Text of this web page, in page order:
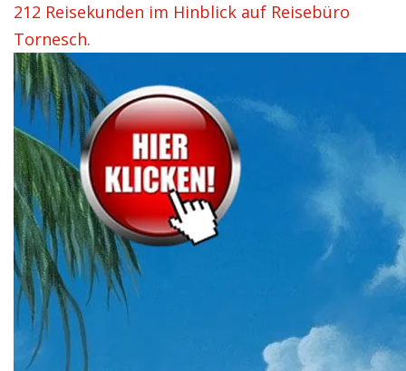
212 Reisekunden im Hinblick auf Reisebüro
Tornesch.